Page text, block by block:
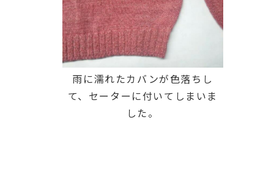
雨に濡れたカバンが色落ちし
て、セーターに付いてしまいま
した。